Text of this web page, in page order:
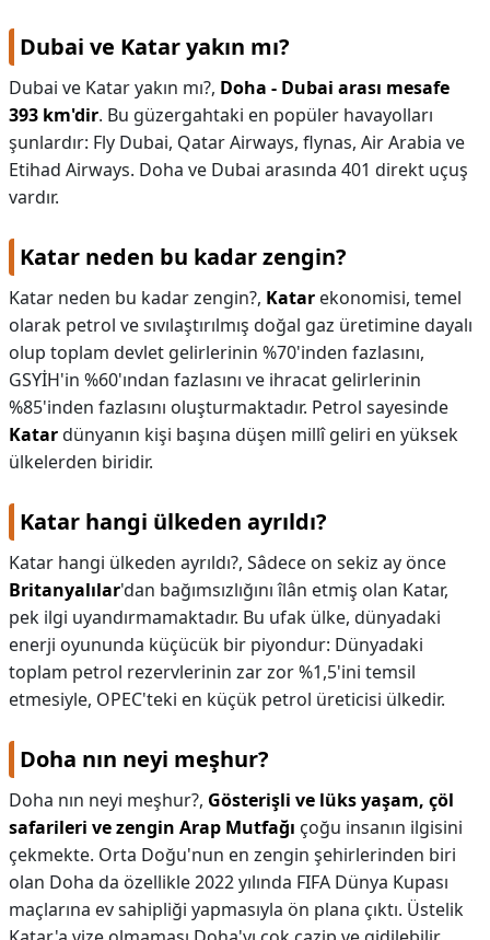
Dubai ve Katar yakın mı?
Dubai ve Katar yakın mı?, Doha - Dubai arası mesafe
393 km'dir. Bu güzergahtaki en popüler havayolları
şunlardır: Fly Dubai, Qatar Airways, flynas, Air Arabia ve
Etihad Airways. Doha ve Dubai arasında 401 direkt uçuş
vardır.
Katar neden bu kadar zengin?
Katar neden bu kadar zengin?, Katar ekonomisi, temel
olarak petrol ve sıvılaştırılmış doğal gaz üretimine dayalı
olup toplam devlet gelirlerinin %70'inden fazlasını,
GSYİH'in %60'ından fazlasını ve ihracat gelirlerinin
%85'inden fazlasını oluşturmaktadır. Petrol sayesinde
Katardünyanın kişi başına düşen millî geliri en yüksek
ülkelerden biridir.
Katar hangi ülkeden ayrıldı?
Katar hangi ülkeden ayrıldı?, Sâdece on sekiz ay önce
Britanyalılar'dan bağımsızlığını îlân etmiş olan Katar,
pek ilgi uyandırmamaktadır. Bu ufak ülke, dünyadaki
enerji oyununda küçücük bir piyondur: Dünyadaki
toplam petrol rezervlerinin zar zor %1,5'ini temsil
etmesiyle, OPEC'teki en küçük petrol üreticisi ülkedir.
Doha nın neyi meşhur?
Doha nın neyi meşhur?, Gösterişli ve lüks yaşam, çöl
safarileri ve zengin Arap Mutfağı çoğu insanın ilgisini
çekmekte. Orta Doğu'nun en zengin şehirlerinden biri
olan Doha da özellikle 2022 yılında FIFA Dünya Kupası
maçlarına ev sahipliği yapmasıyla ön plana çıktı. Üstelik